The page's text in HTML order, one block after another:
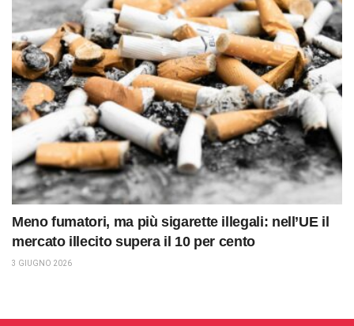
Meno fumatori, ma più sigarette illegali: nell’UE il
mercato illecito supera il 10 per cento
3 GIUGNO 2026